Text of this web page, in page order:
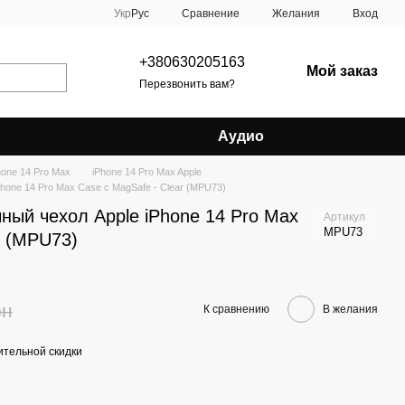
Укр Рус Сравнение Желания Вход
+380630205163
Перезвонить вам?
Мой заказ
Аудио
14 Pro Max
iPhone 14 Pro Max Apple
14 Pro Max Case с MagSafe - Clear (MPU73)
чехол Apple iPhone 14 Pro Max
Артикул
MPU73
К сравнению В желания
скидки